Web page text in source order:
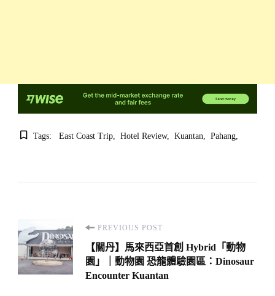
Tags: East Coast Trip Hotel Review Kuantan Pahang
Post
Navigation
PREVIOUS POST
【關丹】馬來西亞首創 Hybrid「動物
園」｜動物園 恐龍體驗園區：Dinosaur
Encounter Kuantan